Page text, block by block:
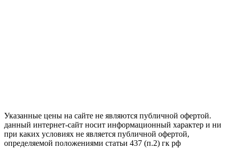
Указанные цены на сайте не являются публичной офертой.
данный интернет-сайт носит информационный характер и ни
при каких условиях не является публичной офертой,
определяемой положениями статьи 437 (п.2) гк рф